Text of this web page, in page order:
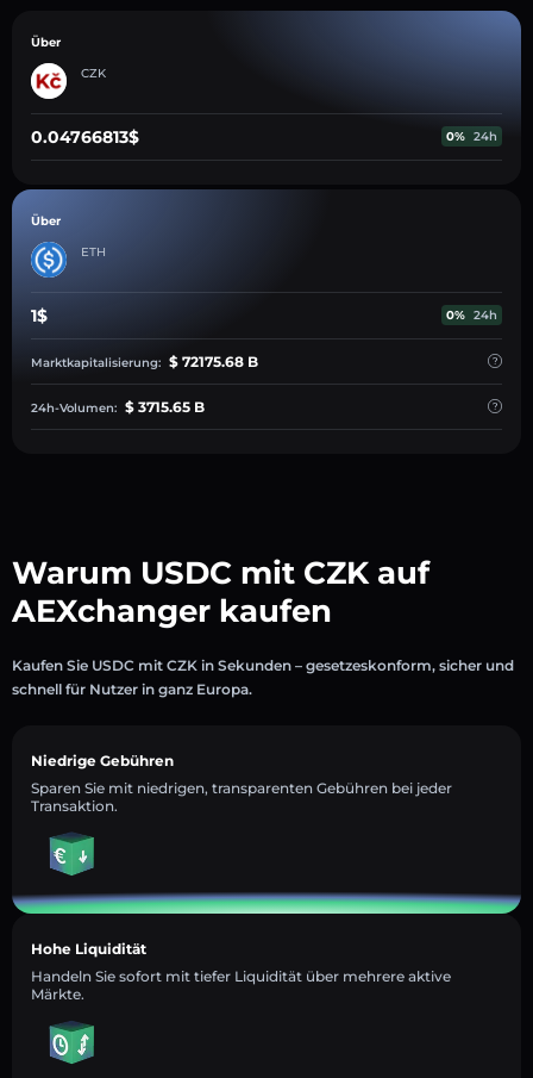
Über
CZK
0.04766813$ 0% 24h
Über
ETH
1$ 0% 24h
Marktkapitalisierung: $ 72175.68 B
24h-Volumen: $ 3715.65 B
Warum USDC mit CZK auf
AEXchanger kaufen
Kaufen Sie USDC mit CZK in Sekunden – gesetzeskonform, sicher und
schnell für Nutzer in ganz Europa.
Niedrige Gebühren
Sparen Sie mit niedrigen, transparenten Gebühren bei jeder
Transaktion.
Hohe Liquidität
Handeln Sie sofort mit tiefer Liquidität über mehrere aktive
Märkte.